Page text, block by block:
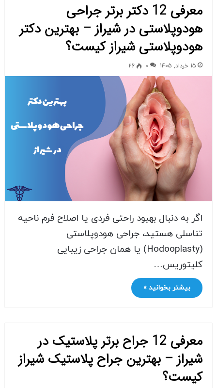
معرفی 12 دکتر برتر جراحی
هودوپلاستی در شیراز – بهترین دکتر
هودوپلاستی شیراز کیست؟
15 خرداد, 1405 0
26
اگر به دنبال بهبود راحتی فردی یا اصلاح فرم ناحیه
تناسلی هستید، جراحی هودوپلاستی
(Hodooplasty) یا همان جراحی زیبایی
کلیتوریس…
بیشتر بخوانید »
معرفی 12 جراح برتر پلاستیک در
شیراز – بهترین جراح پلاستیک شیراز
کیست؟